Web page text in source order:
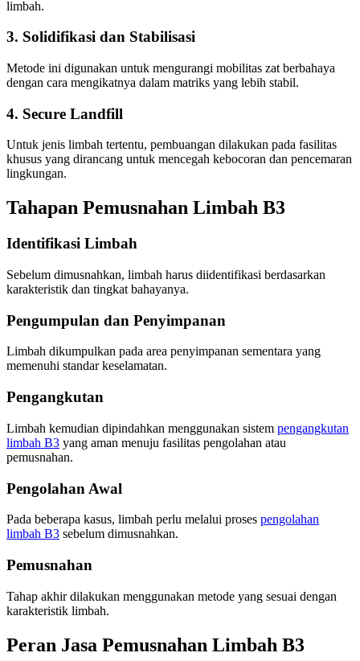
limbah.
3. Solidifikasi dan Stabilisasi
Metode ini digunakan untuk mengurangi mobilitas zat berbahaya
dengan cara mengikatnya dalam matriks yang lebih stabil.
4. Secure Landfill
Untuk jenis limbah tertentu, pembuangan dilakukan pada fasilitas
khusus yang dirancang untuk mencegah kebocoran dan pencemaran
lingkungan.
Tahapan Pemusnahan Limbah B3
Identifikasi Limbah
Sebelum dimusnahkan, limbah harus diidentifikasi berdasarkan
karakteristik dan tingkat bahayanya.
Pengumpulan dan Penyimpanan
Limbah dikumpulkan pada area penyimpanan sementara yang
memenuhi standar keselamatan.
Pengangkutan
Limbah kemudian dipindahkan menggunakan sistem pengangkutan
limbah B3 yang aman menuju fasilitas pengolahan atau
pemusnahan.
Pengolahan Awal
Pada beberapa kasus, limbah perlu melalui proses pengolahan
limbah B3 sebelum dimusnahkan.
Pemusnahan
Tahap akhir dilakukan menggunakan metode yang sesuai dengan
karakteristik limbah.
Peran Jasa Pemusnahan Limbah B3